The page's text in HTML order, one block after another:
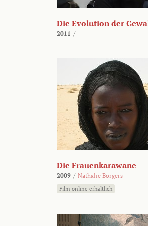
Die Evolution der
2011 /
Die Frauenkarawane
2009 / Nathalie Borgers
Film online erhältlich